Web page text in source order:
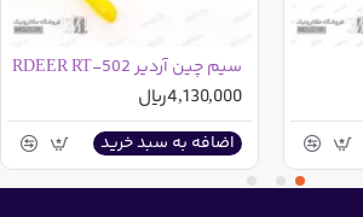
سیم چین آردیر RDEER RT-502
4,130,000ریال
اضافه به سبد خرید